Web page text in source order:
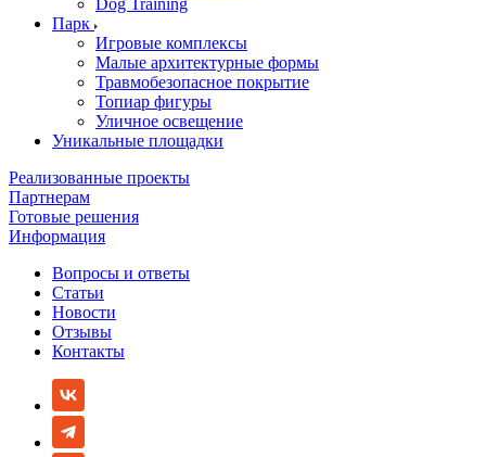
Dog Training
Парк
Игровые комплексы
Малые архитектурные формы
Травмобезопасное покрытие
Топиар фигуры
Уличное освещение
Уникальные площадки
Реализованные проекты
Партнерам
Готовые решения
Информация
Вопросы и ответы
Статьи
Новости
Отзывы
Контакты